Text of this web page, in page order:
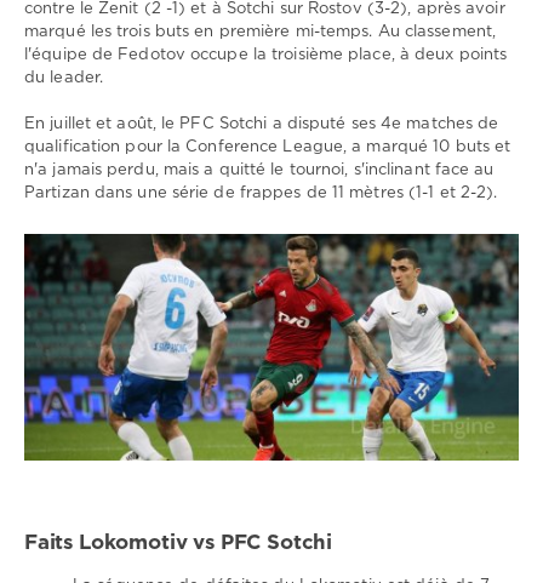
contre le Zenit (2 -1) et à Sotchi sur Rostov (3-2), après avoir
marqué les trois buts en première mi-temps. Au classement,
l'équipe de Fedotov occupe la troisième place, à deux points
du leader.
En juillet et août, le PFC Sotchi a disputé ses 4e matches de
qualification pour la Conference League, a marqué 10 buts et
n'a jamais perdu, mais a quitté le tournoi, s'inclinant face au
Partizan dans une série de frappes de 11 mètres (1-1 et 2-2).
Faits Lokomotiv vs PFC Sotchi